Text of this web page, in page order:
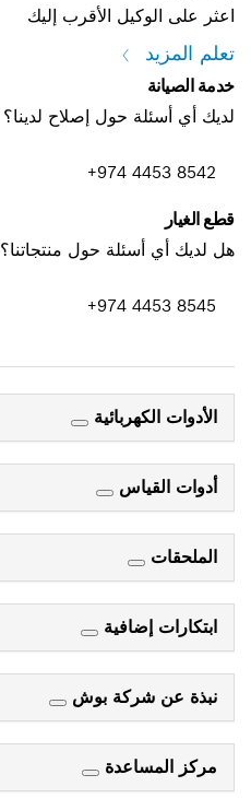
اعثر على الوكيل الأقرب إليك
تعلم المزيد
خدمة الصيانة
لديك أي أسئلة حول إصلاح لدينا؟
+974 4453 8542
قطع الغيار
هل لديك أي أسئلة حول منتجاتنا؟
+974 4453 8545
الأدوات الكهربائية
أدوات القياس
الملحقات
ابتكارات إضافية
نبذة عن شركة بوش
مركز المساعدة